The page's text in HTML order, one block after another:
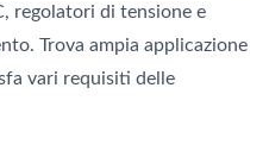
regolatori di tensione e
Trova ampia applicazione
vari requisiti delle